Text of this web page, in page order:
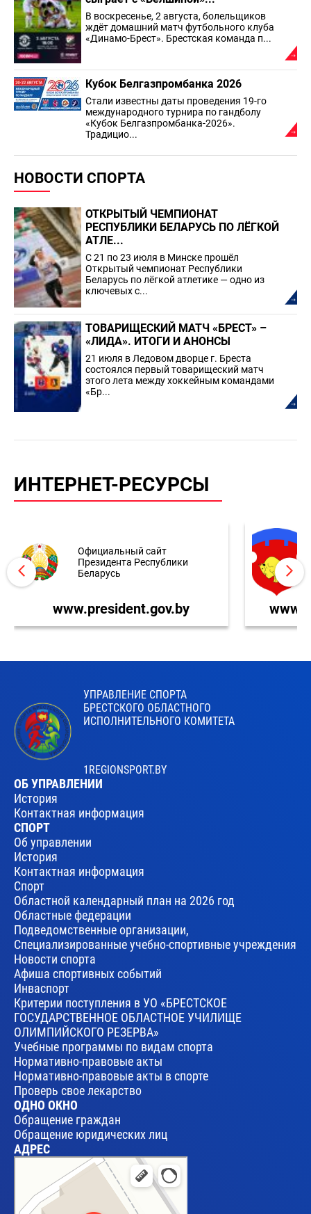
В воскресенье, 2 августа, болельщиков
ждёт домашний матч футбольного клуба
«Динамо-Брест». Брестская команда п...
Кубок Белгазпромбанка 2026
Стали известны даты проведения 19-го
международного турнира по гандболу
«Кубок Белгазпромбанка-2026».
Традицио...
НОВОСТИ СПОРТА
ОТКРЫТЫЙ ЧЕМПИОНАТ
РЕСПУБЛИКИ БЕЛАРУСЬ ПО ЛЁГКОЙ
АТЛЕ...
С 21 по 23 июля в Минске прошёл
Открытый чемпионат Республики
Беларусь по лёгкой атлетике — одно из
ключевых с...
ТОВАРИЩЕСКИЙ МАТЧ «БРЕСТ» –
«ЛИДА». ИТОГИ И АНОНСЫ
21 июля в Ледовом дворце г. Бреста
состоялся первый товарищеский матч
этого лета между хоккейным командами
«Бр...
ИНТЕРНЕТ-РЕСУРСЫ
Официальный сайт
Президента Республики
Беларусь
www.president.gov.by
УПРАВЛЕНИЕ СПОРТА
БРЕСТСКОГО ОБЛАСТНОГО
ИСПОЛНИТЕЛЬНОГО КОМИТЕТА
1REGIONSPORT.BY
ОБ УПРАВЛЕНИИ
История
Контактная информация
СПОРТ
Об управлении
История
Контактная информация
Спорт
Областной календарный план на 2026 год
Областные федерации
Подведомственные организации,
Специализированные учебно-спортивные учреждения
Новости спорта
Афиша спортивных событий
Инваспорт
Критерии поступления в УО «БРЕСТСКОЕ
ГОСУДАРСТВЕННОЕ ОБЛАСТНОЕ УЧИЛИЩЕ
ОЛИМПИЙСКОГО РЕЗЕРВА»
Учебные программы по видам спорта
Нормативно-правовые акты
Нормативно-правовые акты в спорте
Проверь свое лекарство
ОДНО ОКНО
Обращение граждан
Обращение юридических лиц
АДРЕС
Брест
Улица Леваневского, 17 — Яндекс Карты